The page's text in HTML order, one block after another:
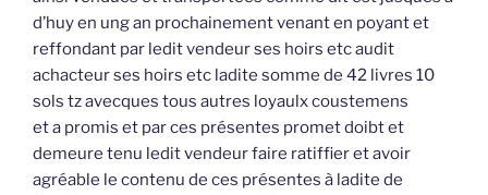
d’huy en ung an prochainement venant en poyant et
reffondant par ledit vendeur ses hoirs etc audit
achacteur ses hoirs etc ladite somme de 42 livres 10
sols tz avecques tous autres loyaulx coustemens
et a promis et par ces présentes promet doibt et
demeure tenu ledit vendeur faire ratiffier et avoir
agréable le contenu de ces présentes à ladite de